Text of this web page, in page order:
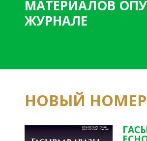
МАТЕРИАЛОВ
ЖУРНАЛЕ
НОВЫЙ